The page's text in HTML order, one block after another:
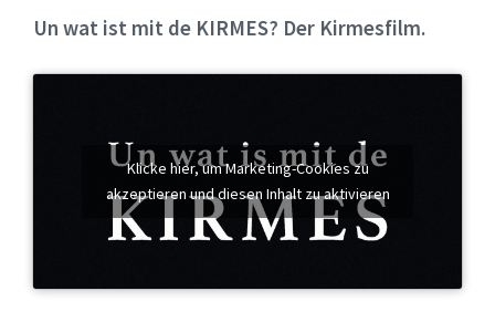
Un wat ist mit de KIRMES? Der Kirmesfilm.
Klicke hier, um Marketing-Cookies zu
akzeptieren und diesen Inhalt zu aktivieren